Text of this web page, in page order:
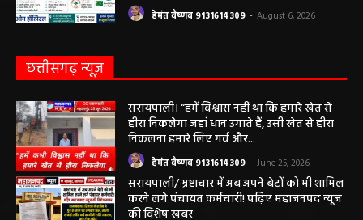
हेमंत वैष्णव 9131614309 August 6, 2026
छत्तीसगढ़ न्यूज़
सरायपाली। “हमें विश्वास नहीं था कि हमारे खेत से
हीरा निकलेगा जहां धान उगाते हैं, उसी खेत से हीरा
निकलना हमारे लिए गर्व और...
हेमंत वैष्णव 9131614309 June 25, 2026
सरायपाली/ भ्रष्टाचार में अब अपने बेटों को भी शामिल
करने लगे पंचायत कर्मचारी! पढ़िए महाजनपद न्यूज
की विशेष खबर